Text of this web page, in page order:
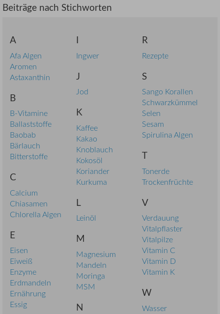
Beiträge nach Stichworten
A
Afa Algen
Aromen
Astaxanthin
B
B-Vitamine
Ballaststoffe
Baobab
Bärlauch
Bitterstoffe
C
Calcium
Chiasamen
Chlorella Algen
E
Eisen
Eiweiß
Enzyme
Erdmandeln
Ernährung
Essig
I
Ingwer
J
Jod
K
Kaffee
Kakao
Knoblauch
Kokosöl
Koriander
Kurkuma
L
Leinöl
M
Magnesium
Mandeln
Moringa
MSM
N
R
Rezepte
S
Sango Korallen
Schwarzkümmel
Selen
Sesam
Spirulina Algen
T
Tonerde
Trockenfrüchte
V
Verdauung
Vitalpflaster
Vitalpilze
Vitamin C
Vitamin D
Vitamin K
W
Wasser